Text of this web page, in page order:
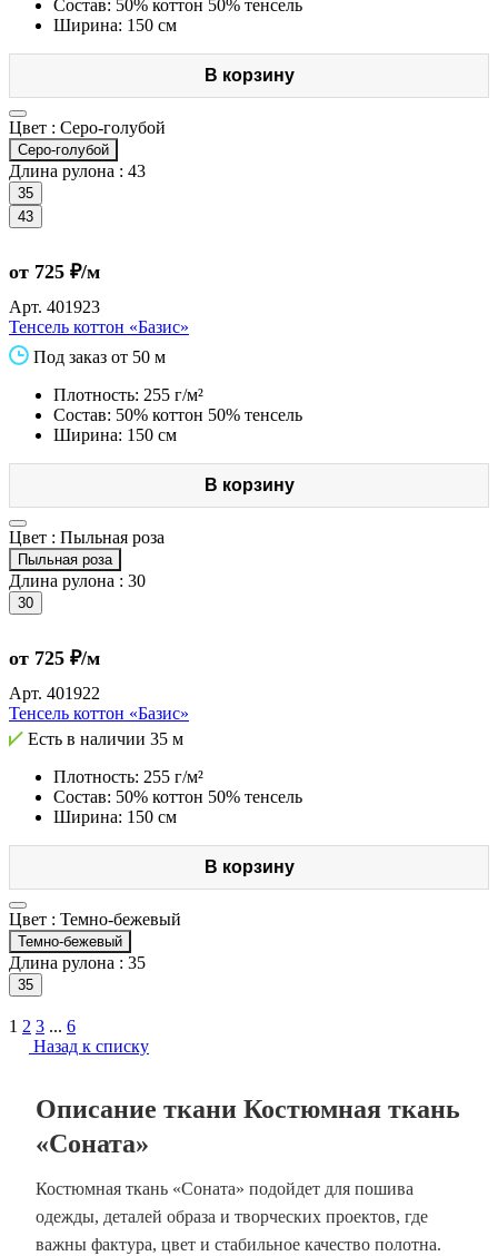
Состав: 50% коттон 50% тенсель
Ширина: 150 см
В корзину
Цвет : Серо-голубой
Серо-голубой
Длина рулона : 43
35
43
от 725 ₽/м
Арт. 401923
Тенсель коттон «Базис»
Под заказ от 50 м
Плотность: 255 г/м²
Состав: 50% коттон 50% тенсель
Ширина: 150 см
В корзину
Цвет : Пыльная роза
Пыльная роза
Длина рулона : 30
30
от 725 ₽/м
Арт. 401922
Тенсель коттон «Базис»
Есть в наличии 35 м
Плотность: 255 г/м²
Состав: 50% коттон 50% тенсель
Ширина: 150 см
В корзину
Цвет : Темно-бежевый
Темно-бежевый
Длина рулона : 35
35
1 2 3 ... 6
Назад к списку
Описание ткани Костюмная ткань
«Соната»
Костюмная ткань «Соната» подойдет для пошива
одежды, деталей образа и творческих проектов, где
важны фактура, цвет и стабильное качество полотна.